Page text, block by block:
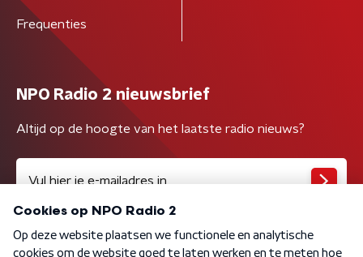
Frequenties
NPO Radio 2 nieuwsbrief
Altijd op de hoogte van het laatste radio nieuws?